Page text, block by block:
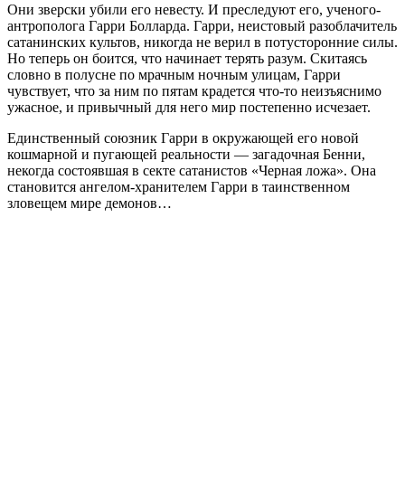
Они зверски убили его невесту. И преследуют его, ученого-
антрополога Гарри Болларда. Гарри, неистовый разоблачитель
сатанинских культов, никогда не верил в потусторонние силы.
Но теперь он боится, что начинает терять разум. Скитаясь
словно в полусне по мрачным ночным улицам, Гарри
чувствует, что за ним по пятам крадется что-то неизъяснимо
ужасное, и привычный для него мир постепенно исчезает.
Единственный союзник Гарри в окружающей его новой
кошмарной и пугающей реальности — загадочная Бенни,
некогда состоявшая в секте сатанистов «Черная ложа». Она
становится ангелом-хранителем Гарри в таинственном
зловещем мире демонов…